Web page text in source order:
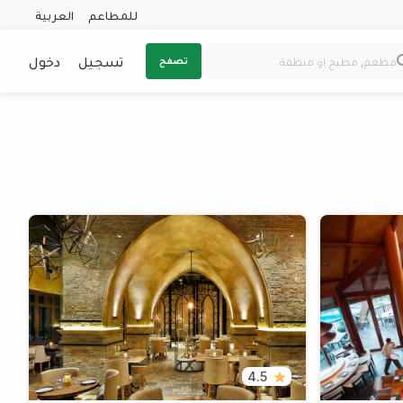
للمطاعم العربية
تصفح تسجيل دخول
4.5